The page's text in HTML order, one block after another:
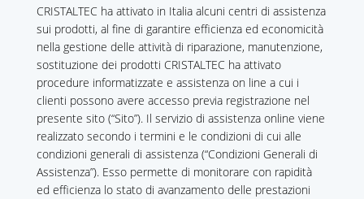
CRISTALTEC ha attivato in Italia alcuni centri di assistenza
sui prodotti, al fine di garantire efficienza ed economicità
nella gestione delle attività di riparazione, manutenzione,
sostituzione dei prodotti CRISTALTEC ha attivato
procedure informatizzate e assistenza on line a cui i
clienti possono avere accesso previa registrazione nel
presente sito (“Sito”). Il servizio di assistenza online viene
realizzato secondo i termini e le condizioni di cui alle
condizioni generali di assistenza (“Condizioni Generali di
Assistenza”). Esso permette di monitorare con rapidità
ed efficienza lo stato di avanzamento delle prestazioni